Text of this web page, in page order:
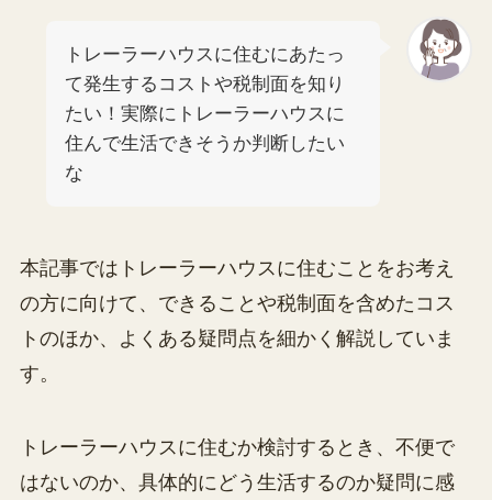
トレーラーハウスに住むにあたっ
て発生するコストや税制面を知り
たい！実際にトレーラーハウスに
住んで生活できそうか判断したい
な
本記事ではトレーラーハウスに住むことをお考え
の方に向けて、できることや税制面を含めたコス
トのほか、よくある疑問点を細かく解説していま
す。
トレーラーハウスに住むか検討するとき、不便で
はないのか、具体的にどう生活するのか疑問に感